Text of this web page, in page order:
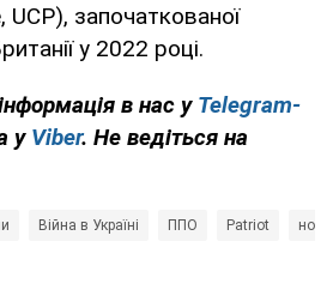
започаткованої
у 2022 році.
в нас у Telegram-
у Viber. Не ведіться на
Війна в Україні ППО Patriot